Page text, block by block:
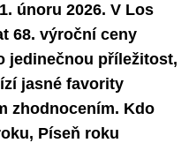
únoru 2026. V Los
68. výroční ceny
jedinečnou příležitost,
jasné favority
zhodnocením. Kdo
Píseň roku